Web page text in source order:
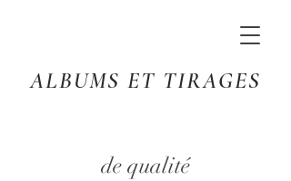
ALBUMS ET TIRAGES
de qualité